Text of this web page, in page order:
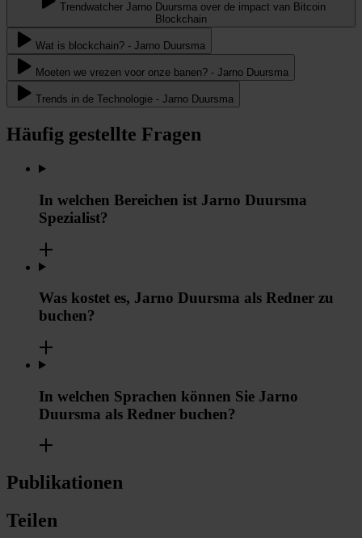
Trendwatcher Jarno Duursma over de impact van Bitcoin
Blockchain
Wat is blockchain? - Jarno Duursma
Moeten we vrezen voor onze banen? - Jarno Duursma
Trends in de Technologie - Jarno Duursma
Häufig gestellte Fragen
In welchen Bereichen ist Jarno Duursma
Spezialist?
Was kostet es, Jarno Duursma als Redner zu
buchen?
In welchen Sprachen können Sie Jarno
Duursma als Redner buchen?
Publikationen
Teilen